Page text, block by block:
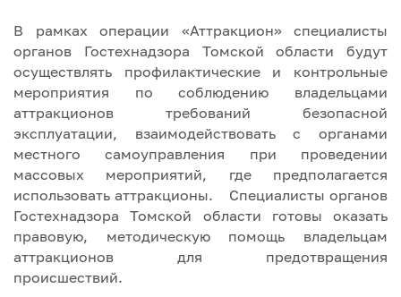
В рамках операции «Аттракцион» специалисты
органов Гостехнадзора Томской области будут
осуществлять профилактические и контрольные
мероприятия по соблюдению владельцами
аттракционов требований безопасной
эксплуатации, взаимодействовать с органами
местного самоуправления при проведении
массовых мероприятий, где предполагается
использовать аттракционы. Специалисты органов
Гостехнадзора Томской области готовы оказать
правовую, методическую помощь владельцам
аттракционов для предотвращения
происшествий.